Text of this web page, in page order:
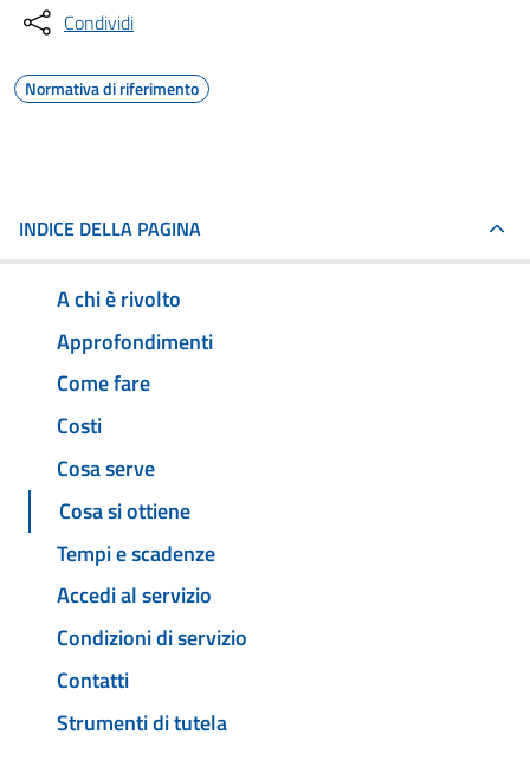
Condividi
Normativa di riferimento
INDICE DELLA PAGINA
A chi è rivolto
Approfondimenti
Come fare
Costi
Cosa serve
Cosa si ottiene
Tempi e scadenze
Accedi al servizio
Condizioni di servizio
Contatti
Strumenti di tutela